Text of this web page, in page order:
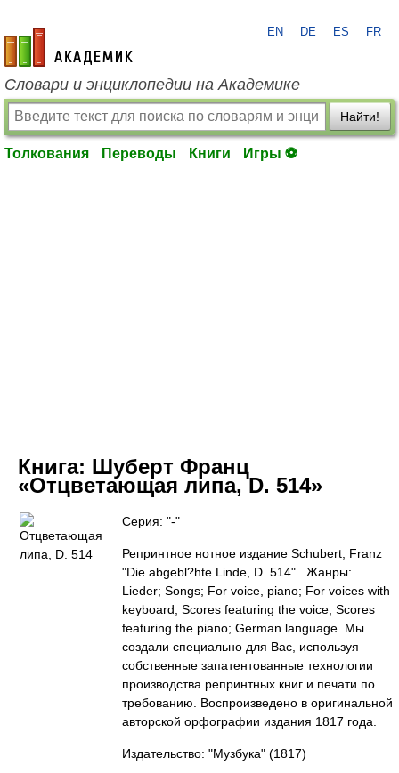
academic.ru
EN DE ES FR
Словари и энциклопедии на Академике
Найти!
Толкования Переводы Книги Игры ⚽
Книга: Шуберт Франц
«Отцветающая липа, D. 514»
Серия: "-"
Репринтное нотное издание Schubert, Franz
"Die abgebl?hte Linde, D. 514" . Жанры:
Lieder; Songs; For voice, piano; For voices with
keyboard; Scores featuring the voice; Scores
featuring the piano; German language. Мы
создали специально для Вас, используя
собственные запатентованные технологии
производства репринтных книг и печати по
требованию. Воспроизведено в оригинальной
авторской орфографии издания 1817 года.
Издательство: "Музбука" (1817)